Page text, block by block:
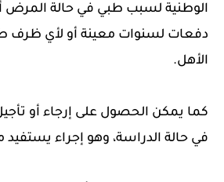
الوطنية لسبب طبي في حالة المرض
دفعات لسنوات معينة أو لأي ظرف
الأهل.
كما يمكن الحصول على إرجاء أو
في حالة الدراسة، وهو إجراء